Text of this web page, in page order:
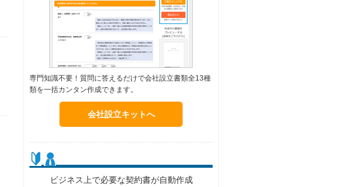
専門知識不要！質問に答えるだけで会社設立書類全13種
類を一括カンタン作成できます。
会社設立キットへ
ビジネス上で必要な契約書が自動作成